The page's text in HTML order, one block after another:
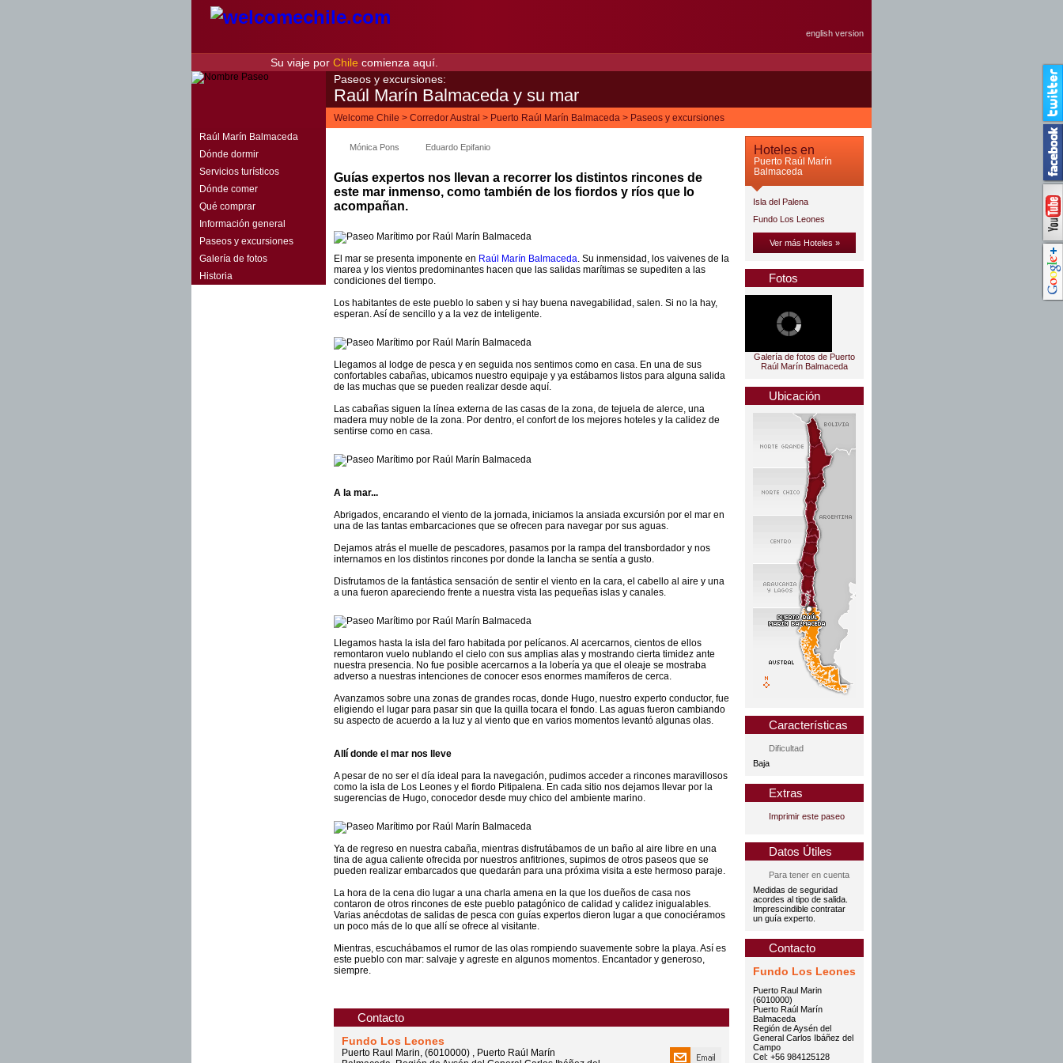
Su viaje por Chile comienza aquí.
english version
Welcome Chile > Corredor Austral > Puerto Raúl Marín Balmaceda > Paseos y excursiones
Raúl Marín Balmaceda
Dónde dormir
Servicios turísticos
Dónde comer
Qué comprar
Información general
Paseos y excursiones
Galería de fotos
Historia
Paseos y excursiones:
Raúl Marín Balmaceda y su mar
Mónica Pons Eduardo Epifanio
Guías expertos nos llevan a recorrer los distintos rincones de
este mar inmenso, como también de los fiordos y ríos que lo
acompañan.
El mar se presenta imponente en Raúl Marín Balmaceda. Su inmensidad, los vaivenes de la
marea y los vientos predominantes hacen que las salidas marítimas se supediten a las
condiciones del tiempo.
Los habitantes de este pueblo lo saben y si hay buena navegabilidad, salen. Si no la hay,
esperan. Así de sencillo y a la vez de inteligente.
Llegamos al lodge de pesca y en seguida nos sentimos como en casa. En una de sus
confortables cabañas, ubicamos nuestro equipaje y ya estábamos listos para alguna salida
de las muchas que se pueden realizar desde aquí.
Las cabañas siguen la línea externa de las casas de la zona, de tejuela de alerce, una
madera muy noble de la zona. Por dentro, el confort de los mejores hoteles y la calidez de
sentirse como en casa.
A la mar...
Abrigados, encarando el viento de la jornada, iniciamos la ansiada excursión por el mar en
una de las tantas embarcaciones que se ofrecen para navegar por sus aguas.
Dejamos atrás el muelle de pescadores, pasamos por la rampa del transbordador y nos
internamos en los distintos rincones por donde la lancha se sentía a gusto.
Disfrutamos de la fantástica sensación de sentir el viento en la cara, el cabello al aire y una
a una fueron apareciendo frente a nuestra vista las pequeñas islas y canales.
Llegamos hasta la isla del faro habitada por pelícanos. Al acercarnos, cientos de ellos
remontaron vuelo nublando el cielo con sus amplias alas y mostrando cierta timidez ante
nuestra presencia. No fue posible acercarnos a la lobería ya que el oleaje se mostraba
adverso a nuestras intenciones de conocer esos enormes mamíferos de cerca.
Avanzamos sobre una zonas de grandes rocas, donde Hugo, nuestro experto conductor, fue
eligiendo el lugar para pasar sin que la quilla tocara el fondo. Las aguas fueron cambiando
su aspecto de acuerdo a la luz y al viento que en varios momentos levantó algunas olas.
Allí donde el mar nos lleve
A pesar de no ser el día ideal para la navegación, pudimos acceder a rincones maravillosos
como la isla de Los Leones y el fiordo Pitipalena. En cada sitio nos dejamos llevar por la
sugerencias de Hugo, conocedor desde muy chico del ambiente marino.
Ya de regreso en nuestra cabaña, mientras disfrutábamos de un baño al aire libre en una
tina de agua caliente ofrecida por nuestros anfitriones, supimos de otros paseos que se
pueden realizar embarcados que quedarán para una próxima visita a este hermoso paraje.
La hora de la cena dio lugar a una charla amena en la que los dueños de casa nos
contaron de otros rincones de este pueblo patagónico de calidad y calidez inigualables.
Varias anécdotas de salidas de pesca con guías expertos dieron lugar a que conociéramos
un poco más de lo que allí se ofrece al visitante.
Mientras, escuchábamos el rumor de las olas rompiendo suavemente sobre la playa. Así es
este pueblo con mar: salvaje y agreste en algunos momentos. Encantador y generoso,
siempre.
Contacto
Fundo Los Leones
Puerto Raul Marin, (6010000) , Puerto Raúl Marín
Hoteles en
Puerto Raúl Marín
Balmaceda
Isla del Palena
Fundo Los Leones
Ver más Hoteles »
Fotos
Galería de fotos de Puerto
Raúl Marín Balmaceda
Ubicación
Características
Dificultad
Baja
Extras
Imprimir este paseo
Datos Útiles
Para tener en cuenta
Medidas de seguridad
acordes al tipo de salida.
Imprescindible contratar
un guía experto.
Contacto
Fundo Los Leones
Puerto Raul Marin
(6010000)
Puerto Raúl Marín
Balmaceda
Región de Aysén del
General Carlos Ibáñez del
Campo
Cel: +56 984125128